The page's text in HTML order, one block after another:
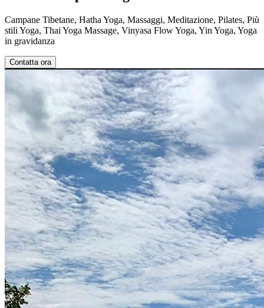
Campane Tibetane, Hatha Yoga, Massaggi, Meditazione, Pilates, Più
stili Yoga, Thai Yoga Massage, Vinyasa Flow Yoga, Yin Yoga, Yoga
in gravidanza
Contatta ora